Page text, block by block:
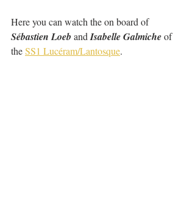
Here you can watch the on board of
Sébastien Loeb and Isabelle Galmiche of
the SS1 Lucéram/Lantosque.